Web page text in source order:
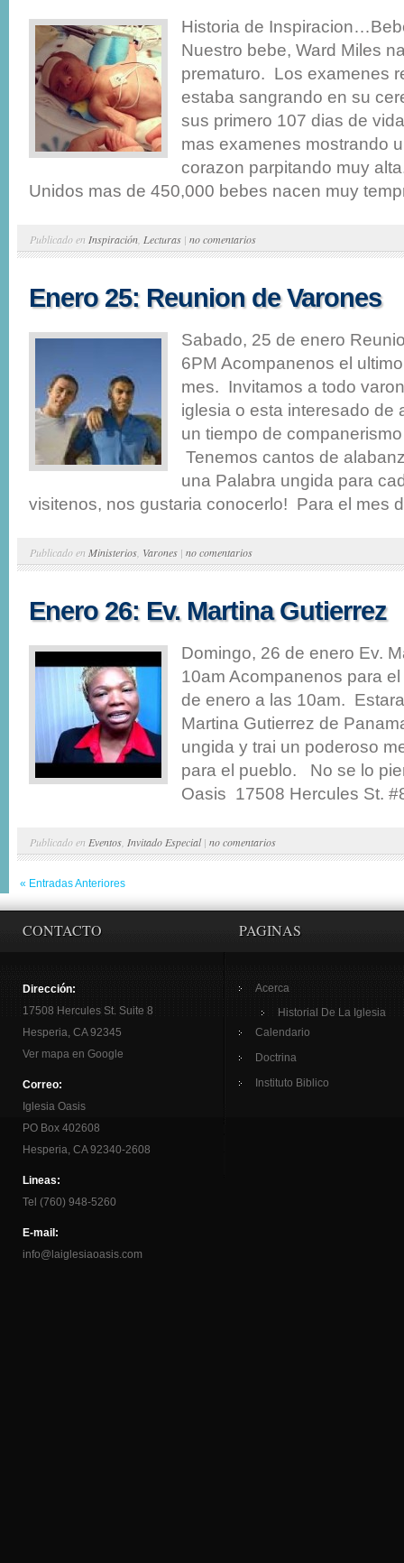
Historia de
Nuestro bebe, Ward Miles
prematuro. Los examenes
estaba sangrando en su
sus primero 107 dias de
mas examenes mostrando
corazon parpitando muy
Unidos mas de 450,000 bebes nacen muy
Publicado en Inspiración Lecturas | no comentarios
Enero 25: Reunion de Varones
Sabado, 25 de enero
6PM Acompanenos el
mes. Invitamos a todo
iglesia o esta interesado de
un tiempo de
Tenemos cantos de
una Palabra ungida para
visitenos, nos gustaria conocerlo! Para el mes
Publicado en Ministerios Varones | no comentarios
Enero 26: Ev. Martina Gutierrez
Domingo, 26 de enero Ev.
10am Acompanenos para
de enero a las 10am.
Martina Gutierrez de
ungida y trai un poderoso
para el pueblo. No se lo
Oasis 17508 Hercules St.
Publicado en Eventos Invitado Especial| no comentarios
« Entradas Anteriores
CONTACTO
Dirección:
17508 Hercules St. Suite 8
Hesperia, CA 92345
Ver mapa en Google
Correo:
Iglesia Oasis
PO Box 402608
Hesperia, CA 92340-2608
Lineas:
Tel (760) 948-5260
E-mail:
info@laiglesiaoasis.com
PAGINAS
Acerca
Historial De La Iglesia
Calendario
Doctrina
Instituto Biblico